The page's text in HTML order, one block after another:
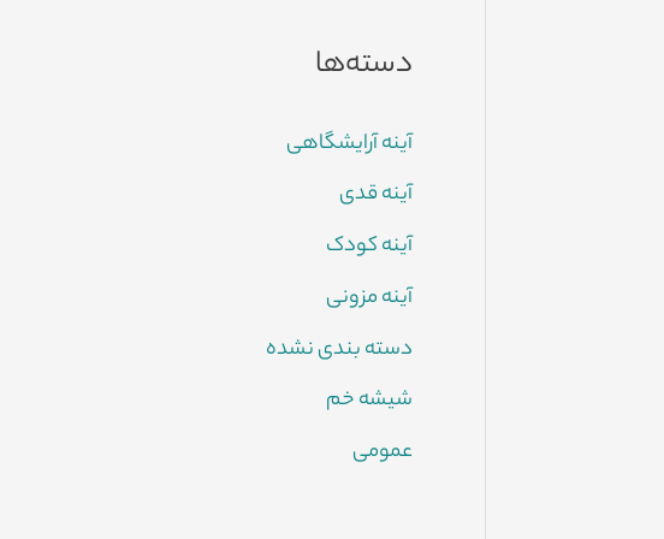
دسته‌ها
آینه آرایشگاهی
آینه قدی
آینه کودک
آینه مزونی
دسته بندی نشده
شیشه خم
عمومی